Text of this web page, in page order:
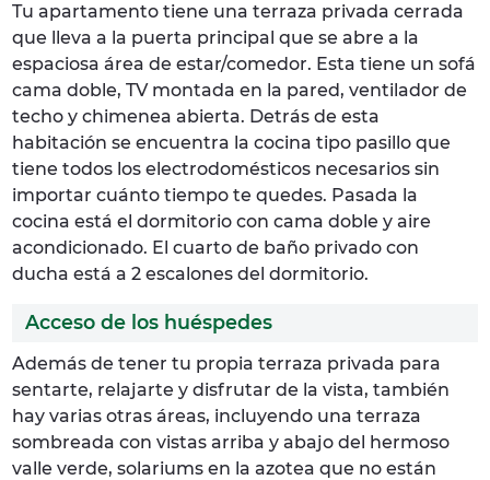
Tu apartamento tiene una terraza privada cerrada
que lleva a la puerta principal que se abre a la
espaciosa área de estar/comedor. Esta tiene un sofá
cama doble, TV montada en la pared, ventilador de
techo y chimenea abierta. Detrás de esta
habitación se encuentra la cocina tipo pasillo que
tiene todos los electrodomésticos necesarios sin
importar cuánto tiempo te quedes. Pasada la
cocina está el dormitorio con cama doble y aire
acondicionado. El cuarto de baño privado con
ducha está a 2 escalones del dormitorio.
Acceso de los huéspedes
Además de tener tu propia terraza privada para
sentarte, relajarte y disfrutar de la vista, también
hay varias otras áreas, incluyendo una terraza
sombreada con vistas arriba y abajo del hermoso
valle verde, solariums en la azotea que no están